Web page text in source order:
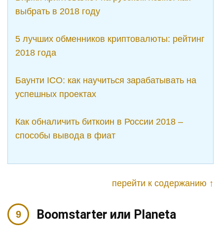
выбрать в 2018 году
5 лучших обменников криптовалюты: рейтинг
2018 года
Баунти ICO: как научиться зарабатывать на
успешных проектах
Как обналичить биткоин в России 2018 –
способы вывода в фиат
перейти к содержанию ↑
Boomstarter или Planeta